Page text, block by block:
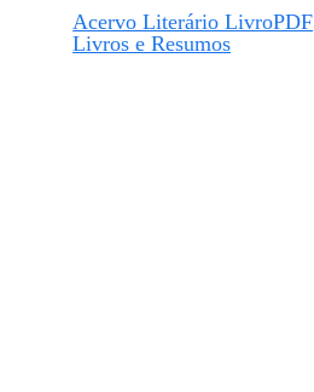
Acervo Literário LivroPDF
Livros e Resumos